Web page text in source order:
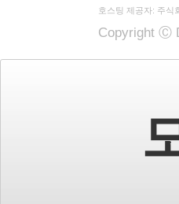
호스팅 제공자: 주식
Copyright Ⓒ